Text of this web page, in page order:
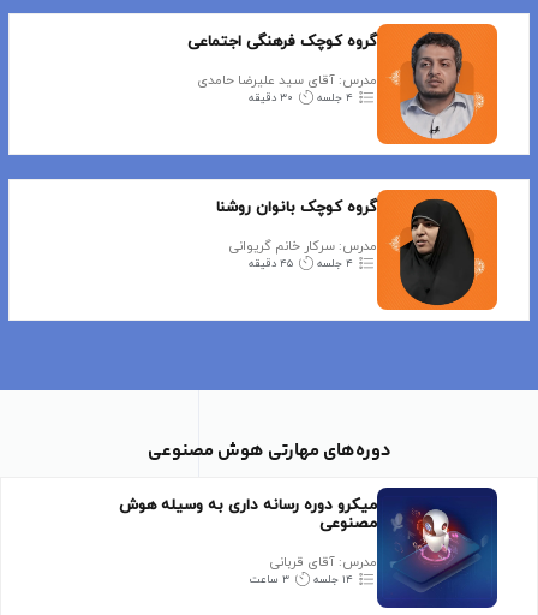
گروه کوچک فرهنگی اجتماعی
مدرس: آقای سید علیرضا حامدی
۴ جلسه ۳۰ دقیقه
گروه کوچک بانوان روشنا
مدرس: سرکار خانم گریوانی
۴ جلسه ۴۵ دقیقه
دوره‌های مهارتی هوش مصنوعی
میکرو دوره رسانه داری به وسیله هوش
مصنوعی
مدرس: آقای قربانی
۱۴ جلسه ۳ ساعت